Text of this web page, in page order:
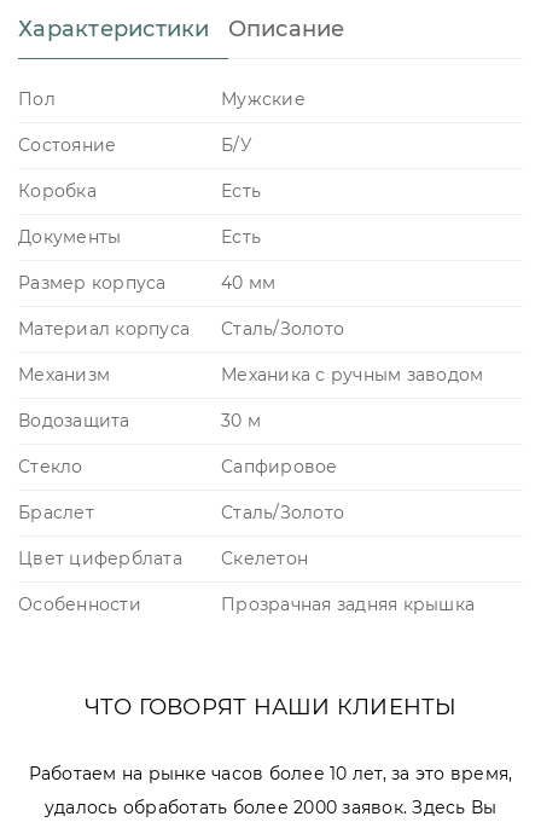
Характеристики Описание
Пол Мужские
Состояние Б/У
Коробка Есть
Документы Есть
Размер корпуса 40 мм
Материал корпуса Сталь/Золото
Механизм Механика с ручным заводом
Водозащита 30 м
Стекло Сапфировое
Браслет Сталь/Золото
Цвет циферблата Скелетон
Особенности Прозрачная задняя крышка
ЧТО ГОВОРЯТ НАШИ КЛИЕНТЫ
Работаем на рынке часов более 10 лет, за это время,
удалось обработать более 2000 заявок. Здесь Вы